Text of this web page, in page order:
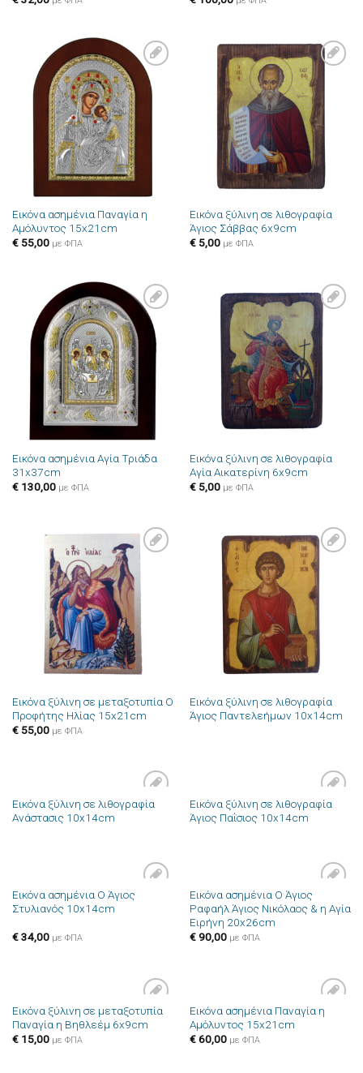
Πρόσθήκη
στην λίστα
επιθυμιών
Εικόνα ασημένια Παναγία η
Αμόλυντος 15x21cm
€55,00 με ΦΠΑ
Πρόσθήκη
στην λίστα
επιθυμιών
Εικόνα ξύλινη σε λιθογραφία
Άγιος Σάββας 6x9cm
€5,00 με ΦΠΑ
Πρόσθήκη
στην λίστα
επιθυμιών
Εικόνα ασημένια Αγία Τριάδα
31x37cm
€130,00 με ΦΠΑ
Πρόσθήκη
στην λίστα
επιθυμιών
Εικόνα ξύλινη σε λιθογραφία
Αγία Αικατερίνη 6x9cm
€5,00 με ΦΠΑ
Πρόσθήκη
στην λίστα
επιθυμιών
Εικόνα ξύλινη σε μεταξοτυπία Ο
Προφήτης Ηλίας 15x21cm
€55,00 με ΦΠΑ
Πρόσθήκη
στην λίστα
επιθυμιών
Εικόνα ξύλινη σε λιθογραφία
Άγιος Παντελεήμων 10x14cm
Πρόσθήκη
Εικόνα ξύλινη σε λιθογραφία
Ανάστασις 10x14cm
Πρόσθήκη
στην λίστα
Εικόνα ξύλινη σε λιθογραφία
Άγιος Παΐσιος 10x14cm
Πρόσθήκη
Εικόνα ασημένια Ο Άγιος
Στυλιανός 10x14cm
€34,00 με ΦΠΑ
Πρόσθήκη
στην λίστα
Εικόνα ασημένια Ο Άγιος
Ραφαήλ Άγιος Νικόλαος & η Αγία
Ειρήνη 20x26cm
€90,00 με ΦΠΑ
Πρόσθήκη
στην λίστα
Εικόνα ξύλινη σε μεταξοτυπία
Παναγία η Βηθλεέμ 6x9cm
€15,00 με ΦΠΑ
Πρόσθήκη
Εικόνα ασημένια Παναγία η
Αμόλυντος 15x21cm
€60,00 με ΦΠΑ